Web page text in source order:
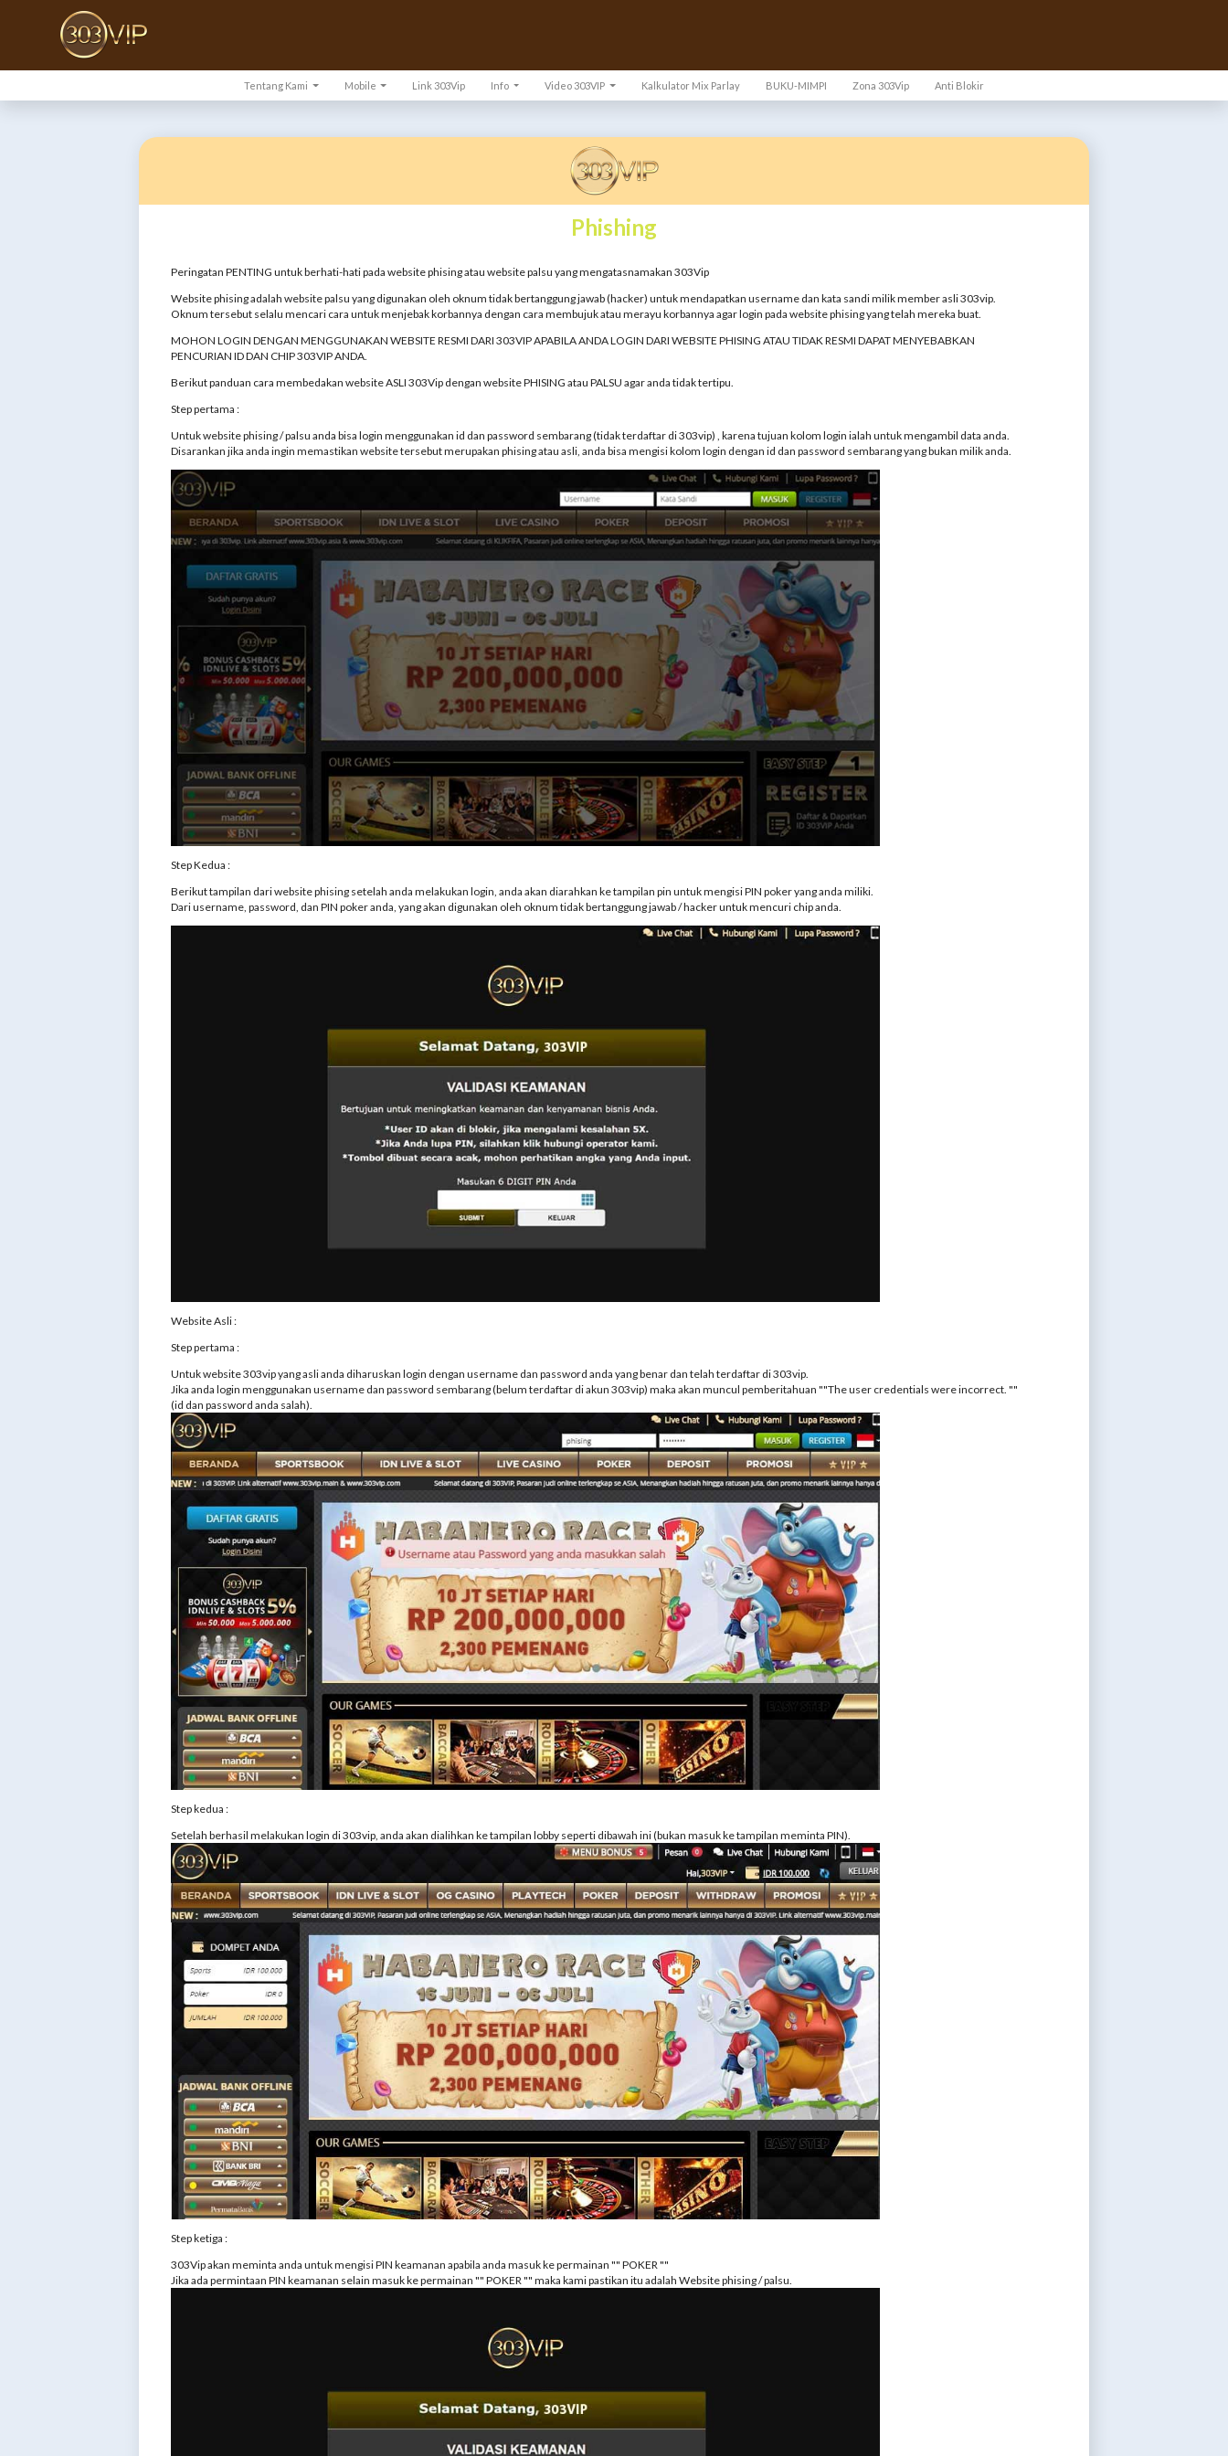
Tentang Kami Mobile Link 303Vip Info Video 303VIP Kalkulator Mix Parlay BUKU-MIMPI Zona 303Vip Anti Blokir
Phishing
Peringatan PENTING untuk berhati-hati pada website phising atau website palsu yang mengatasnamakan 303Vip
Website phising adalah website palsu yang digunakan oleh oknum tidak bertanggung jawab (hacker) untuk mendapatkan username dan kata sandi milik member asli 303vip.
Oknum tersebut selalu mencari cara untuk menjebak korbannya dengan cara membujuk atau merayu korbannya agar login pada website phising yang telah mereka buat.
MOHON LOGIN DENGAN MENGGUNAKAN WEBSITE RESMI DARI 303VIP APABILA ANDA LOGIN DARI WEBSITE PHISING ATAU TIDAK RESMI DAPAT MENYEBABKAN
PENCURIAN ID DAN CHIP 303VIP ANDA.
Berikut panduan cara membedakan website ASLI 303Vip dengan website PHISING atau PALSU agar anda tidak tertipu.
Step pertama :
Untuk website phising / palsu anda bisa login menggunakan id dan password sembarang (tidak terdaftar di 303vip) , karena tujuan kolom login ialah untuk mengambil data anda.
Disarankan jika anda ingin memastikan website tersebut merupakan phising atau asli, anda bisa mengisi kolom login dengan id dan password sembarang yang bukan milik anda.
Step Kedua :
Berikut tampilan dari website phising setelah anda melakukan login, anda akan diarahkan ke tampilan pin untuk mengisi PIN poker yang anda miliki.
Dari username, password, dan PIN poker anda, yang akan digunakan oleh oknum tidak bertanggung jawab / hacker untuk mencuri chip anda.
Website Asli :
Step pertama :
Untuk website 303vip yang asli anda diharuskan login dengan username dan password anda yang benar dan telah terdaftar di 303vip.
Jika anda login menggunakan username dan password sembarang (belum terdaftar di akun 303vip) maka akan muncul pemberitahuan ""The user credentials were incorrect. ""
(id dan password anda salah).
Step kedua :
Setelah berhasil melakukan login di 303vip, anda akan dialihkan ke tampilan lobby seperti dibawah ini (bukan masuk ke tampilan meminta PIN).
Step ketiga :
303Vip akan meminta anda untuk mengisi PIN keamanan apabila anda masuk ke permainan "" POKER ""
Jika ada permintaan PIN keamanan selain masuk ke permainan "" POKER "" maka kami pastikan itu adalah Website phising / palsu.